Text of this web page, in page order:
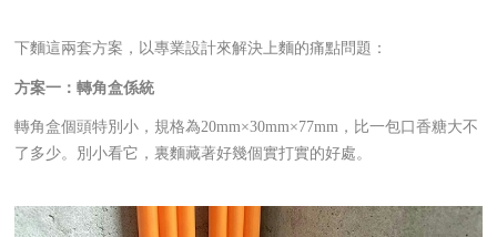
下麵這兩套方案，以專業設計來解決上麵的痛點問題：
方案一：轉角盒係統
轉角盒個頭特別小，規格為20mm×30mm×77mm，比一包口香糖大不
了多少。別小看它，裏麵藏著好幾個實打實的好處。